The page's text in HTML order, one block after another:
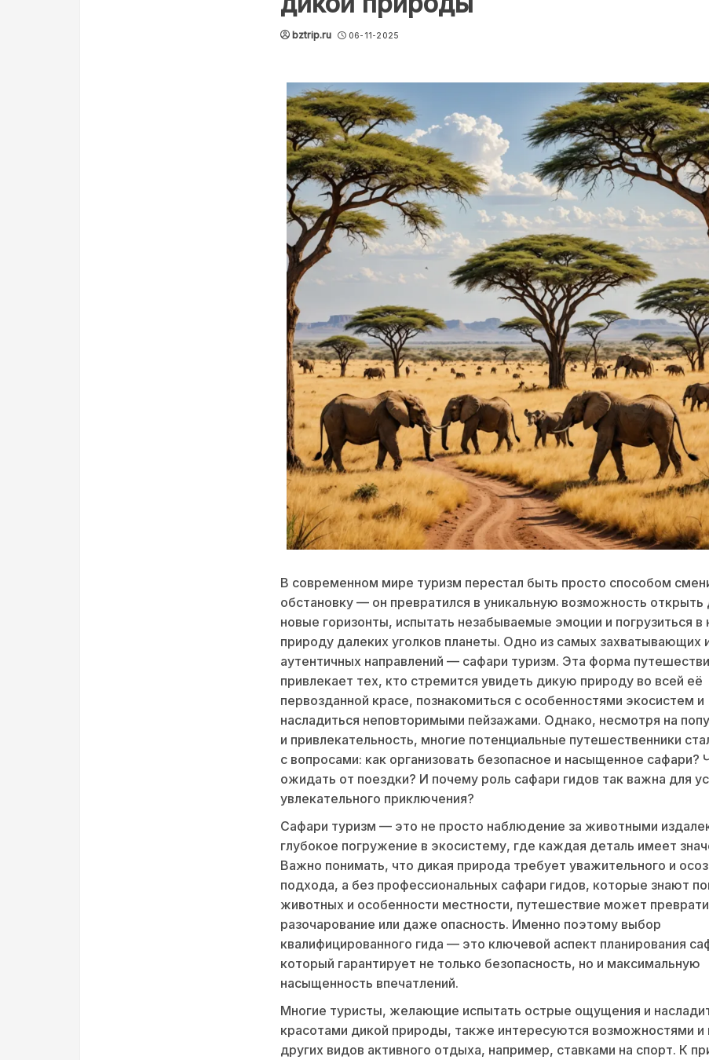
bztrip.ru 06-11-2025
В современном мире туризм перестал быть просто способом
обстановку — он превратился в уникальную возможность открыть
новые горизонты, испытать незабываемые эмоции и погрузиться в
природу далеких уголков планеты. Одно из самых захватывающих
аутентичных направлений — сафари туризм. Эта форма
привлекает тех, кто стремится увидеть дикую природу во всей её
первозданной красе, познакомиться с особенностями экосистем и
насладиться неповторимыми пейзажами. Однако, несмотря на
и привлекательность, многие потенциальные путешественники
с вопросами: как организовать безопасное и насыщенное сафари?
ожидать от поездки? И почему роль сафари гидов так важна для
увлекательного приключения?
Сафари туризм — это не просто наблюдение за животными
глубокое погружение в экосистему, где каждая деталь имеет
Важно понимать, что дикая природа требует уважительного и
подхода, а без профессиональных сафари гидов, которые знают
животных и особенности местности, путешествие может
разочарование или даже опасность. Именно поэтому выбор
квалифицированного гида — это ключевой аспект планирования
который гарантирует не только безопасность, но и максимальную
насыщенность впечатлений.
Многие туристы, желающие испытать острые ощущения и
красотами дикой природы, также интересуются возможностями и
других видов активного отдыха, например, ставками на спорт. К